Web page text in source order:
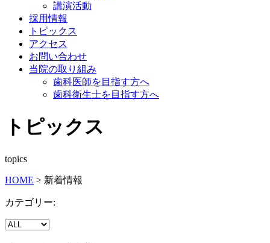
講演活動
採用情報
トピックス
アクセス
お問い合わせ
当院の取り組み
歯科医師を目指す方へ
歯科衛生士を目指す方へ
トピックス
topics
HOME > 新着情報
カテゴリー: